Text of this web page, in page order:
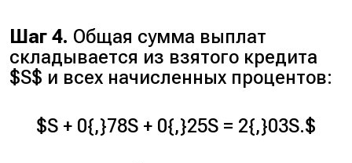
Шаг 4. Общая сумма выплат
складывается из взятого кредита
$S$ и всех начисленных процентов:
$S + 0{,}78S + 0{,}25S = 2{,}03S.$